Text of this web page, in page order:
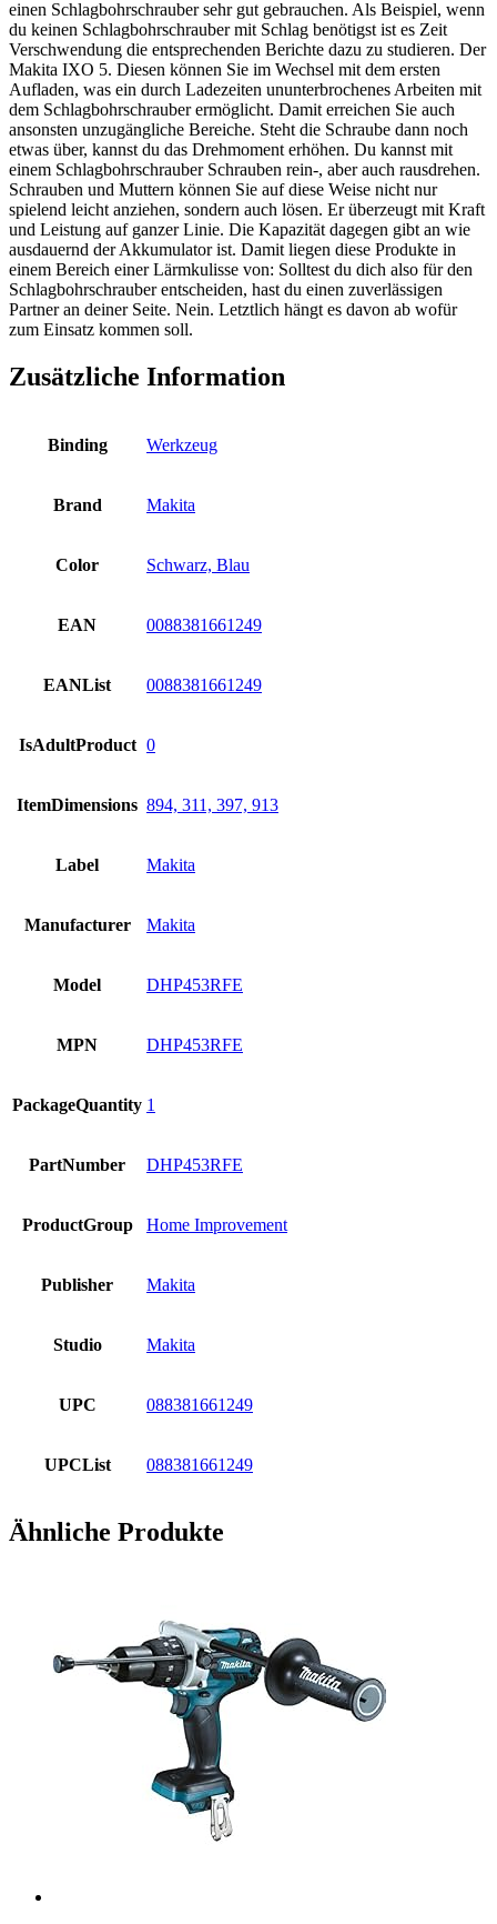
einen Schlagbohrschrauber sehr gut gebrauchen. Als Beispiel, wenn
du keinen Schlagbohrschrauber mit Schlag benötigst ist es Zeit
Verschwendung die entsprechenden Berichte dazu zu studieren. Der
Makita IXO 5. Diesen können Sie im Wechsel mit dem ersten
Aufladen, was ein durch Ladezeiten ununterbrochenes Arbeiten mit
dem Schlagbohrschrauber ermöglicht. Damit erreichen Sie auch
ansonsten unzugängliche Bereiche. Steht die Schraube dann noch
etwas über, kannst du das Drehmoment erhöhen. Du kannst mit
einem Schlagbohrschrauber Schrauben rein-, aber auch rausdrehen.
Schrauben und Muttern können Sie auf diese Weise nicht nur
spielend leicht anziehen, sondern auch lösen. Er überzeugt mit Kraft
und Leistung auf ganzer Linie. Die Kapazität dagegen gibt an wie
ausdauernd der Akkumulator ist. Damit liegen diese Produkte in
einem Bereich einer Lärmkulisse von: Solltest du dich also für den
Schlagbohrschrauber entscheiden, hast du einen zuverlässigen
Partner an deiner Seite. Nein. Letztlich hängt es davon ab wofür
zum Einsatz kommen soll.
Zusätzliche Information
Binding Werkzeug
Brand Makita
Color Schwarz, Blau
EAN 0088381661249
EANList 0088381661249
IsAdultProduct 0
ItemDimensions 894, 311, 397, 913
Label Makita
Manufacturer Makita
Model DHP453RFE
MPN DHP453RFE
PackageQuantity 1
PartNumber DHP453RFE
ProductGroup Home Improvement
Publisher Makita
Studio Makita
UPC 088381661249
UPCList 088381661249
Ähnliche Produkte